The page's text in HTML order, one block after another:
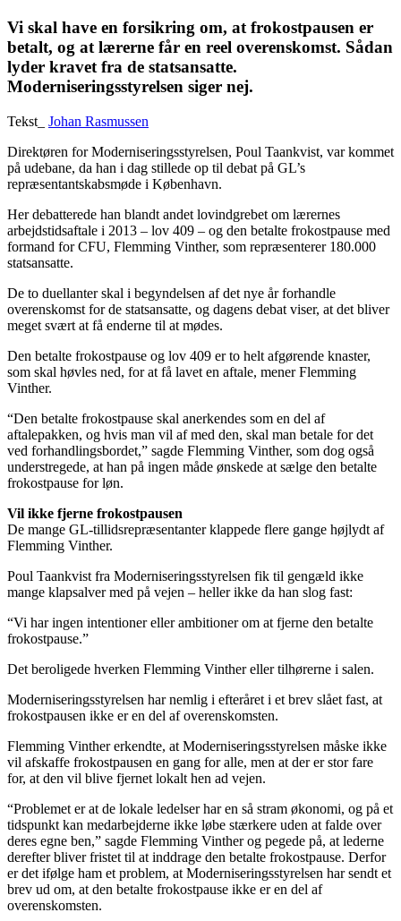
Vi skal have en forsikring om, at frokostpausen er
betalt, og at lærerne får en reel overenskomst. Sådan
lyder kravet fra de statsansatte.
Moderniseringsstyrelsen siger nej.
Tekst_ Johan Rasmussen
Direktøren for Moderniseringsstyrelsen, Poul Taankvist, var kommet
på udebane, da han i dag stillede op til debat på GL’s
repræsentantskabsmøde i København.
Her debatterede han blandt andet lovindgrebet om lærernes
arbejdstidsaftale i 2013 – lov 409 – og den betalte frokostpause med
formand for CFU, Flemming Vinther, som repræsenterer 180.000
statsansatte.
De to duellanter skal i begyndelsen af det nye år forhandle
overenskomst for de statsansatte, og dagens debat viser, at det bliver
meget svært at få enderne til at mødes.
Den betalte frokostpause og lov 409 er to helt afgørende knaster,
som skal høvles ned, for at få lavet en aftale, mener Flemming
Vinther.
“Den betalte frokostpause skal anerkendes som en del af
aftalepakken, og hvis man vil af med den, skal man betale for det
ved forhandlingsbordet,” sagde Flemming Vinther, som dog også
understregede, at han på ingen måde ønskede at sælge den betalte
frokostpause for løn.
Vil ikke fjerne frokostpausen
De mange GL-tillidsrepræsentanter klappede flere gange højlydt af
Flemming Vinther.
Poul Taankvist fra Moderniseringsstyrelsen fik til gengæld ikke
mange klapsalver med på vejen – heller ikke da han slog fast:
“Vi har ingen intentioner eller ambitioner om at fjerne den betalte
frokostpause.”
Det beroligede hverken Flemming Vinther eller tilhørerne i salen.
Moderniseringsstyrelsen har nemlig i efteråret i et brev slået fast, at
frokostpausen ikke er en del af overenskomsten.
Flemming Vinther erkendte, at Moderniseringsstyrelsen måske ikke
vil afskaffe frokostpausen en gang for alle, men at der er stor fare
for, at den vil blive fjernet lokalt hen ad vejen.
“Problemet er at de lokale ledelser har en så stram økonomi, og på et
tidspunkt kan medarbejderne ikke løbe stærkere uden at falde over
deres egne ben,” sagde Flemming Vinther og pegede på, at lederne
derefter bliver fristet til at inddrage den betalte frokostpause. Derfor
er det ifølge ham et problem, at Moderniseringsstyrelsen har sendt et
brev ud om, at den betalte frokostpause ikke er en del af
overenskomsten.